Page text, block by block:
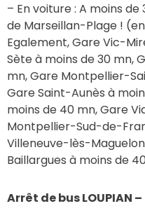
– En voiture : A moins
de Marseillan-Plage !
Egalement, Gare Vic-
Sète à moins de 30 mn,
mn, Gare Montpellier-
Gare Saint-Aunès à
moins de 40 mn, Gare
Montpellier-Sud-de-
Villeneuve-lès-
Baillargues à moins de
Arrêt de bus LOUPIAN –